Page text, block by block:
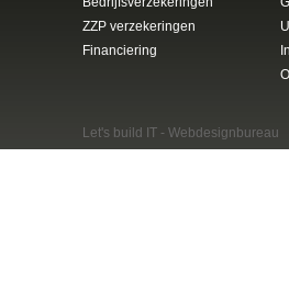
ZZP verzekeringen
Financiering
Let's build IT - Webdesignbureau